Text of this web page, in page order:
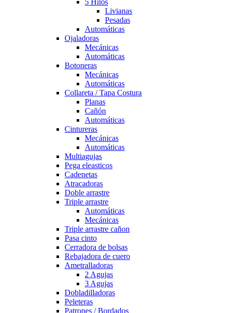
5 Hilos
Livianas
Pesadas
Automáticas
Ojaladoras
Mecánicas
Automáticas
Botoneras
Mecánicas
Automáticas
Collareta / Tapa Costura
Planas
Cañón
Automáticas
Cintureras
Mecánicas
Automáticas
Multiagujas
Pega eleasticos
Cadenetas
Atracadoras
Doble arrastre
Triple arrastre
Automáticas
Mecánicas
Triple arrastre cañon
Pasa cinto
Cerradora de bolsas
Rebajadora de cuero
Ametralladoras
2 Agujas
3 Agujas
Dobladilladoras
Peleteras
Patrones / Bordados